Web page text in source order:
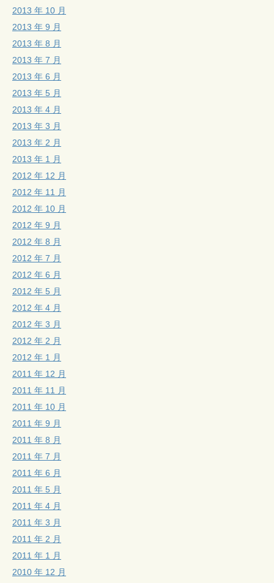
2013 年 10 月
2013 年 9 月
2013 年 8 月
2013 年 7 月
2013 年 6 月
2013 年 5 月
2013 年 4 月
2013 年 3 月
2013 年 2 月
2013 年 1 月
2012 年 12 月
2012 年 11 月
2012 年 10 月
2012 年 9 月
2012 年 8 月
2012 年 7 月
2012 年 6 月
2012 年 5 月
2012 年 4 月
2012 年 3 月
2012 年 2 月
2012 年 1 月
2011 年 12 月
2011 年 11 月
2011 年 10 月
2011 年 9 月
2011 年 8 月
2011 年 7 月
2011 年 6 月
2011 年 5 月
2011 年 4 月
2011 年 3 月
2011 年 2 月
2011 年 1 月
2010 年 12 月